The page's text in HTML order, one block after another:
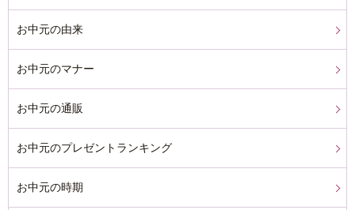
お中元の由来
お中元のマナー
お中元の通販
お中元のプレゼントランキング
お中元の時期